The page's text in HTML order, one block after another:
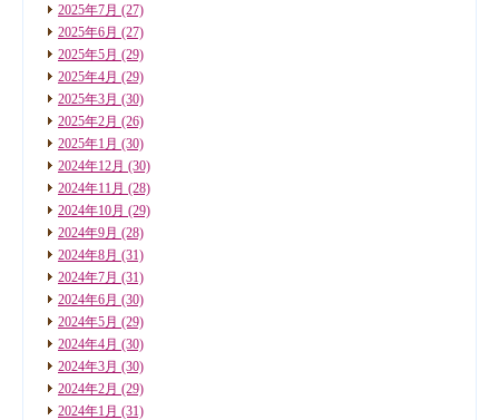
2025年7月 (27)
2025年6月 (27)
2025年5月 (29)
2025年4月 (29)
2025年3月 (30)
2025年2月 (26)
2025年1月 (30)
2024年12月 (30)
2024年11月 (28)
2024年10月 (29)
2024年9月 (28)
2024年8月 (31)
2024年7月 (31)
2024年6月 (30)
2024年5月 (29)
2024年4月 (30)
2024年3月 (30)
2024年2月 (29)
2024年1月 (31)